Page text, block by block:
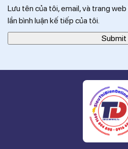
Lưu tên của tôi, email, và trang
lần bình luận kế tiếp của tôi.